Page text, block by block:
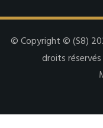
© Copyright © (S8)
droits